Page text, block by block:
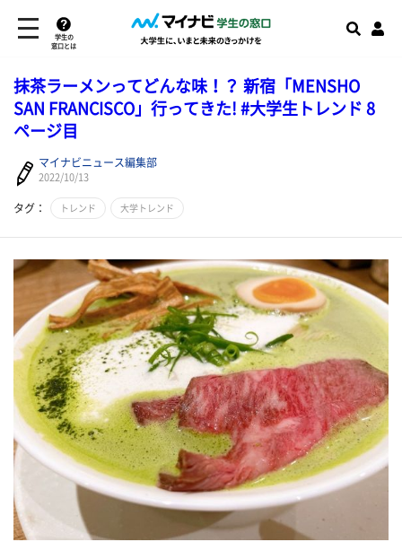
学生の
窓口とは
抹茶ラーメンってどんな味！？ 新宿「MENSHO
SAN FRANCISCO」行ってきた! #大学生トレンド 8
ページ目
マイナビニュース編集部
2022/10/13
タグ： トレンド 大学トレンド